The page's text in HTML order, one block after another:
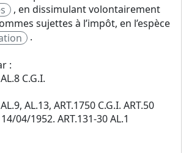
, en dissimulant volontairement
sujettes à l’impôt, en l’espèce
.
:
C.G.I.
AL.13, ART.1750 C.G.I. ART.50
04/1952. ART.131-30 AL.1